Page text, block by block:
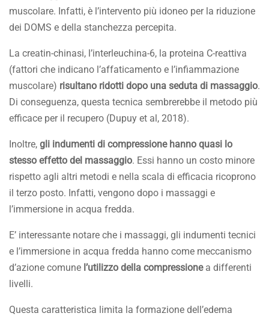
muscolare. Infatti, è l’intervento più idoneo per la riduzione
dei DOMS e della stanchezza percepita.
La creatin-chinasi, l’interleuchina-6, la proteina C-reattiva
(fattori che indicano l’affaticamento e l’infiammazione
muscolare) risultano ridotti dopo una seduta di massaggio.
Di conseguenza, questa tecnica sembrerebbe il metodo più
efficace per il recupero (Dupuy et al, 2018).
Inoltre, gli indumenti di compressione hanno quasi lo
stesso effetto del massaggio. Essi hanno un costo minore
rispetto agli altri metodi e nella scala di efficacia ricoprono
il terzo posto. Infatti, vengono dopo i massaggi e
l’immersione in acqua fredda.
E’ interessante notare che i massaggi, gli indumenti tecnici
e l’immersione in acqua fredda hanno come meccanismo
d’azione comune l’utilizzo della compressionea differenti
livelli.
Questa caratteristica limita la formazione dell’edema